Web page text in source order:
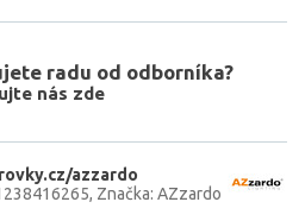
radu od odborníka?
nás zde
azzardo
Značka: AZzardo